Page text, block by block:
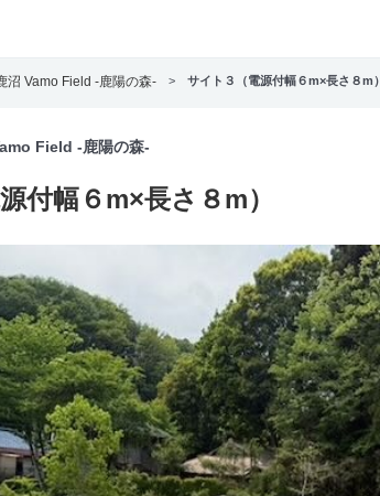
沼 Vamo Field -鹿陽の森- > サイト３（電源付幅６m×長さ８m）
Field -鹿陽の森-
付幅６m×長さ８m）